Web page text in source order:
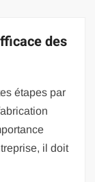
des
étapes par
il doit